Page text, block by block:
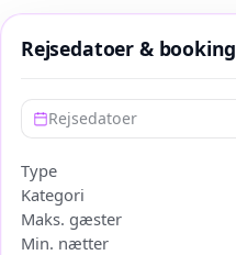
Rejsedatoer & booking
Rejsedatoer
Type
Kategori
Maks. gæster
Min. nætter